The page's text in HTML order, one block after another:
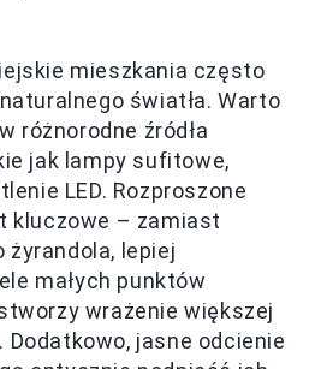
mieszkania często
światła. Warto
różnorodne źródła
jak lampy sufitowe,
LED. Rozproszone
kluczowe – zamiast
żyrandola, lepiej
małych punktów
wrażenie większej
jasne odcienie